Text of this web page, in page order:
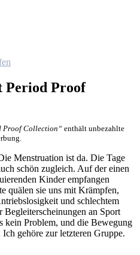
Period Proof
Proof Collection“ enthält unbezahlte
Menstruation ist da. Die Tage
schön zugleich. Auf der einen
Kinder empfangen
quälen sie uns mit Krämpfen,
und schlechtem
an Sport
kein Problem, und die Bewegung
gehöre zur letzteren Gruppe.